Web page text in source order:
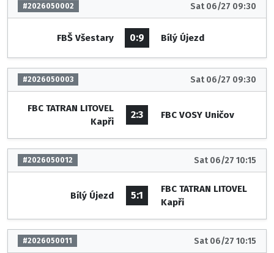
#2026050002 Sat 06/27 09:30
FBŠ Všestary 0:9 Bílý Újezd
#2026050003 Sat 06/27 09:30
FBC TATRAN LITOVEL
Kapři
2:3 FBC VOSY Uničov
#2026050012 Sat 06/27 10:15
Bílý Újezd 5:1
FBC TATRAN LITOVEL
Kapři
#2026050011 Sat 06/27 10:15